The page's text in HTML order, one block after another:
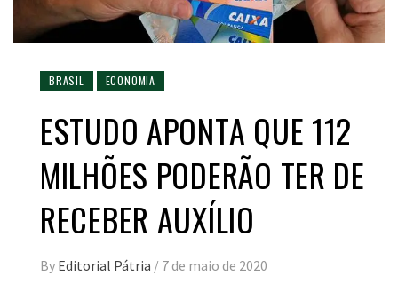
BRASIL ECONOMIA
ESTUDO APONTA QUE 112
MILHÕES PODERÃO TER DE
RECEBER AUXÍLIO
By Editorial Pátria / 7 de maio de 2020